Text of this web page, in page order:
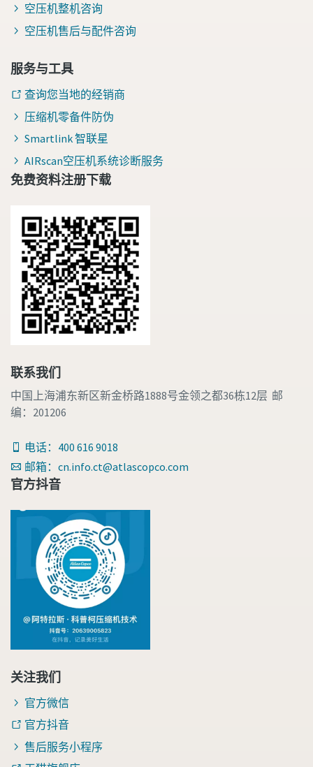
空压机整机咨询
空压机售后与配件咨询
服务与工具
查询您当地的经销商
压缩机零备件防伪
Smartlink 智联星
AIRscan空压机系统诊断服务
免费资料注册下载
联系我们
中国上海浦东新区新金桥路1888号金领之都36栋12层 邮
编：201206
电话：400 616 9018
邮箱：cn.info.ct@atlascopco.com
官方抖音
关注我们
官方微信
官方抖音
售后服务小程序